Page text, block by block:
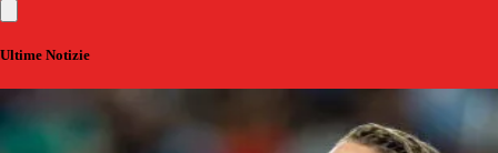
Ultime Notizie